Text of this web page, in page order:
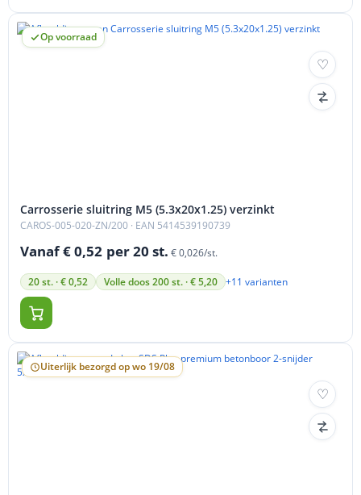
Op voorraad
Carrosserie sluitring M5 (5.3x20x1.25) verzinkt
CAROS-005-020-ZN/200 · EAN 5414539190739
Vanaf € 0,52 per 20 st. € 0,026/st.
20 st. · € 0,52 Volle doos 200 st. · € 5,20 +11 varianten
Uiterlijk bezorgd op wo 19/08